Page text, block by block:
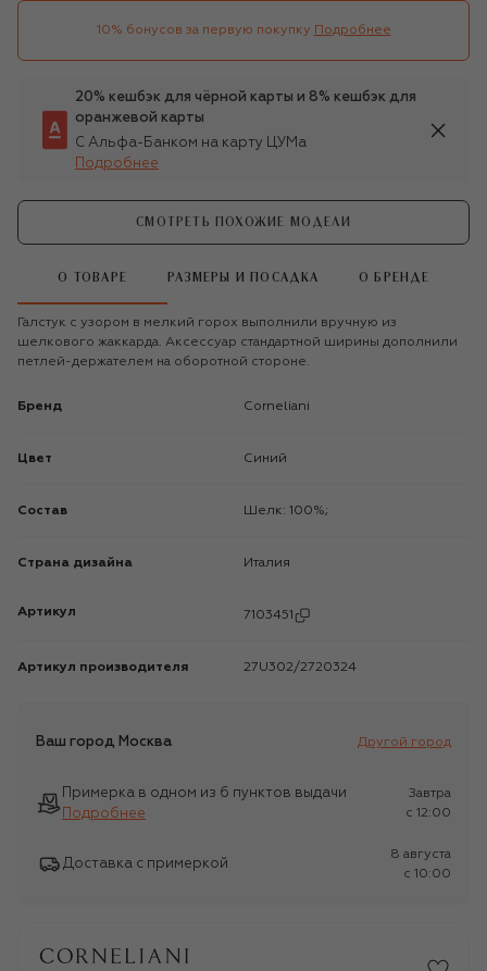
10% бонусов за первую покупку Подробнее
20% кешбэк для чёрной карты и 8% кешбэк для
оранжевой карты
С Альфа-Банком на карту ЦУМа
Подробнее
СМОТРЕТЬ ПОХОЖИЕ МОДЕЛИ
О ТОВАРЕ РАЗМЕРЫ И ПОСАДКА О БРЕНДЕ
Галстук с узором в мелкий горох выполнили вручную из
шелкового жаккарда. Аксессуар стандартной ширины дополнили
петлей-держателем на оборотной стороне.
Бренд Corneliani
Цвет Синий
Состав Шелк: 100%;
Страна дизайна Италия
Артикул 7103451
Артикул производителя 27U302/2720324
Ваш город Москва Другой город
Примерка в одном из 6 пунктов выдачи
Подробнее
Завтра
c 12:00
Доставка с примеркой
8 августа
c 10:00